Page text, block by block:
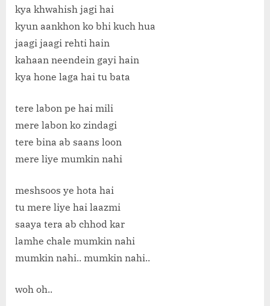
kya khwahish jagi hai
kyun aankhon ko bhi kuch hua
jaagi jaagi rehti hain
kahaan neendein gayi hain
kya hone laga hai tu bata
tere labon pe hai mili
mere labon ko zindagi
tere bina ab saans loon
mere liye mumkin nahi
meshsoos ye hota hai
tu mere liye hai laazmi
saaya tera ab chhod kar
lamhe chale mumkin nahi
mumkin nahi.. mumkin nahi..
woh oh..